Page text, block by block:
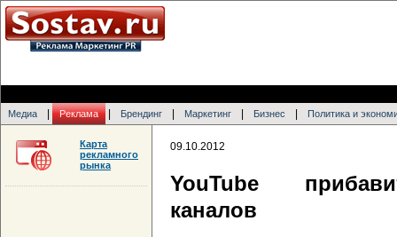
Медиа Реклама Брендинг Маркетинг Бизнес Политика и
09.10.2012
YouTube
каналов
Карта
рекламного
рынка